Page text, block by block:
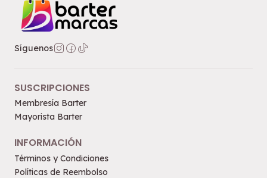
Síguenos
SUSCRIPCIONES
Membresía Barter
Mayorista Barter
INFORMACIÓN
Términos y Condiciones
Políticas de Reembolso